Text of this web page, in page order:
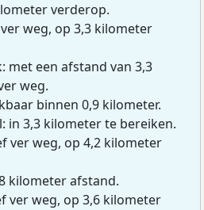
verderop.
weg, op 3,3 kilometer
met een afstand van 3,3
weg.
binnen 0,9 kilometer.
in 3,3 kilometer te bereiken.
ver weg, op 4,2 kilometer
kilometer afstand.
ver weg, op 3,6 kilometer